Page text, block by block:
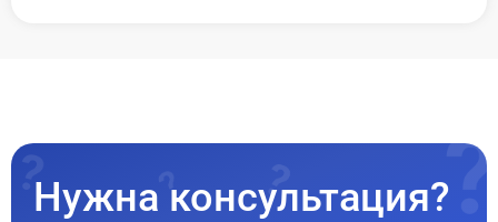
Нужна консультация?